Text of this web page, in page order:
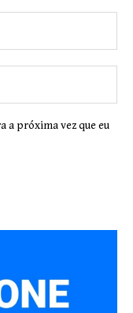
a próxima vez que eu